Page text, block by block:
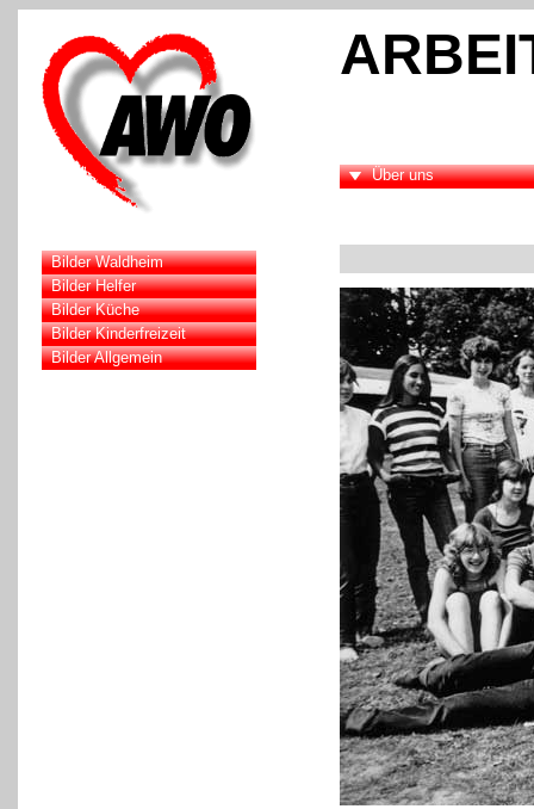
Über uns
Bilder Waldheim
Bilder Helfer
Bilder Küche
Bilder Kinderfreizeit
Bilder Allgemein